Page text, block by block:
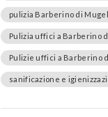
pulizia Barberino di
Pulizia uffici a Barberino
Pulizie uffici a Barberino
sanificazione e